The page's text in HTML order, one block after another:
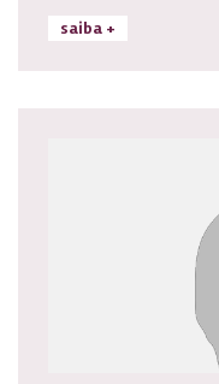
saiba +